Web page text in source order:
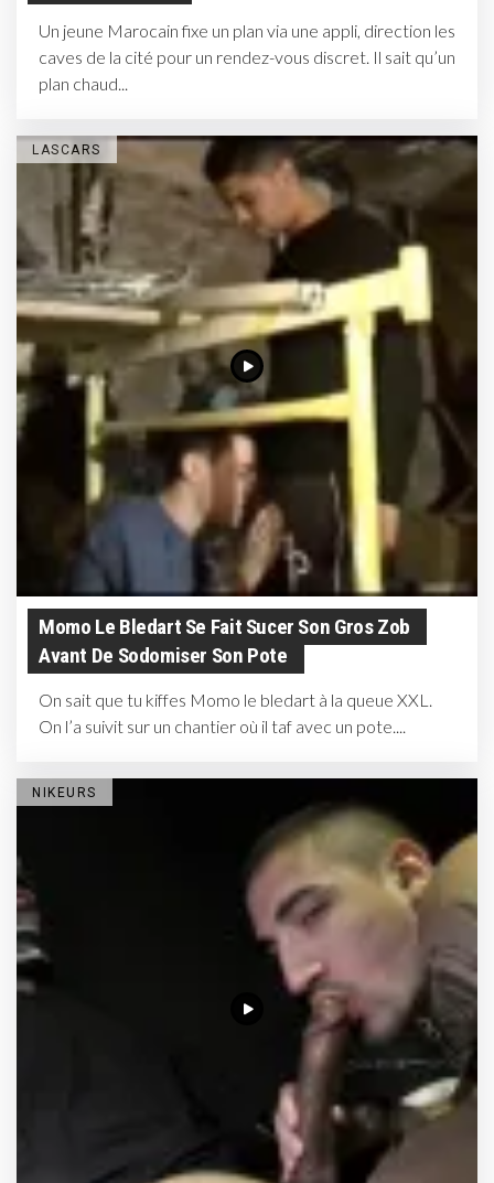
Un jeune Marocain fixe un plan via une appli, direction les
caves de la cité pour un rendez-vous discret. Il sait qu’un
plan chaud...
LASCARS
Momo Le Bledart Se Fait Sucer Son Gros Zob
Avant De Sodomiser Son Pote
On sait que tu kiffes Momo le bledart à la queue XXL.
On l’a suivit sur un chantier où il taf avec un pote....
NIKEURS